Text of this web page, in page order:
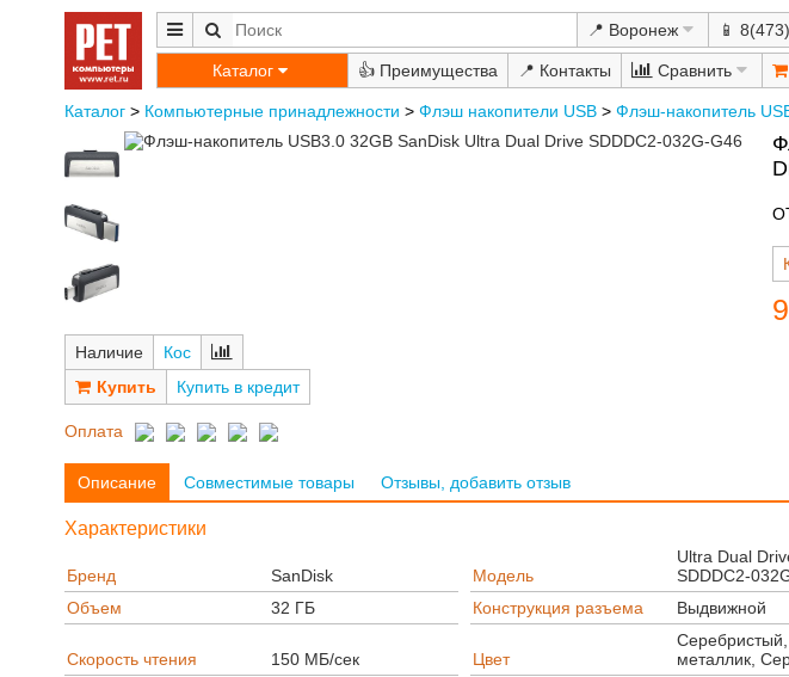
📍 Воронеж 📱
Каталог 👍 📍 Сравнить
Каталог> Компьютерные принадлежности > Флэш накопители USB> Флэш-накопитель
Наличие
Кос
Купить в кредит
Оплата
Описание Совместимые товары Отзывы, добавить отзыв
Характеристики
Бренд SanDisk Модель
Ultra Dual
SDDDC2-
Объем
32 ГБ Конструкция разъема Выдвижной
Скорость чтения 150 МБ/сек Цвет
Серебристый,
металлик,